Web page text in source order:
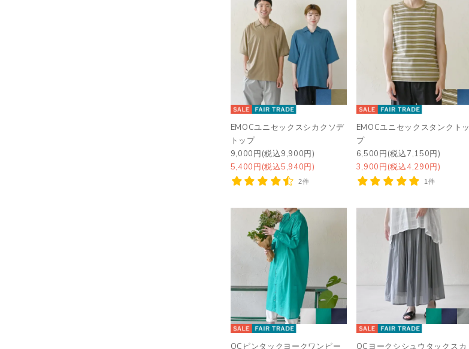
EMOCユニセックスシカクソデ
トップ
9,000円(税込9,900円)
5,400円(税込5,940円)
2件
EMOCユニセックスタンクトッ
プ
6,500円(税込7,150円)
3,900円(税込4,290円)
1件
OCピンタックヨークワンピー
OCヨークシシュウタックスカ